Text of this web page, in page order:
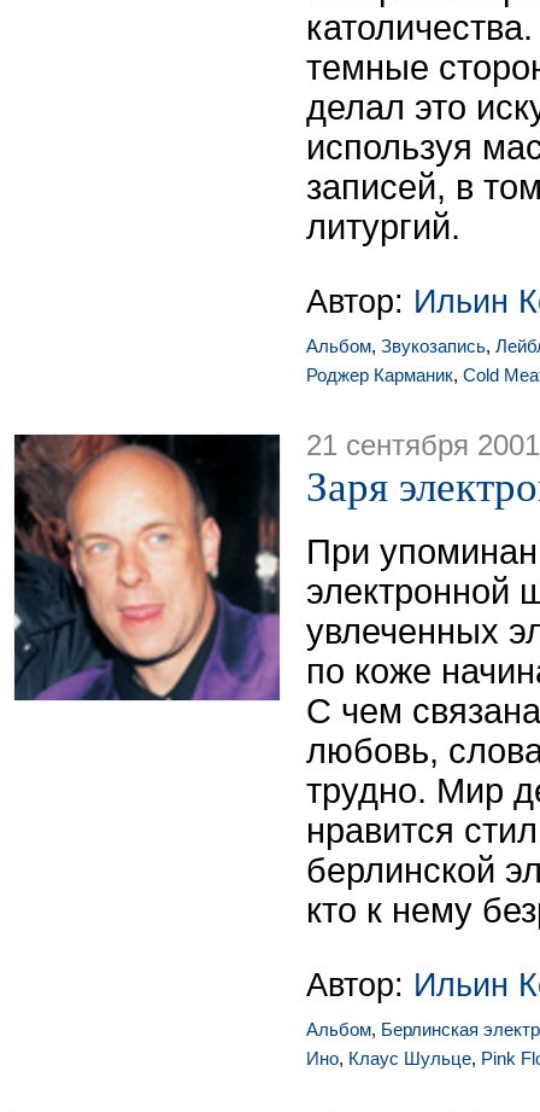
темные
делал это
используя
записей, в
литургий.
Автор: Ильин
Альбом, Звукозапись,
Роджер Карманик, Cold
21 сентября 2001
Заря
При
электронной
увлеченных
по коже
С чем
любовь,
трудно. Мир
нравится
берлинской
кто к нему
Автор: Ильин
Альбом, Берлинская
Ино, Клаус Шульце, Pink